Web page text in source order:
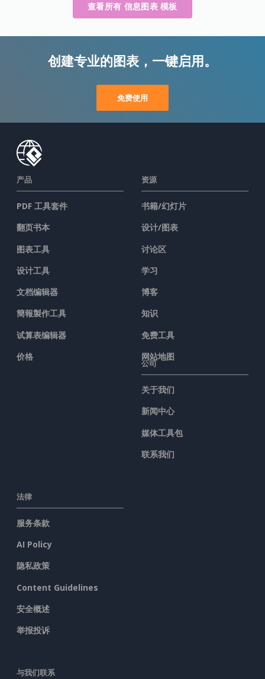
查看所有 信息图表 模板
创建专业的图表，一键启用。
免费使用
产品
PDF 工具套件
翻页书本
图表工具
设计工具
文档编辑器
簡報製作工具
试算表编辑器
价格
资源
书籍/幻灯片
设计/图表
讨论区
学习
博客
知识
免费工具
网站地图
公司
关于我们
新闻中心
媒体工具包
联系我们
法律
服务条款
AI Policy
隐私政策
Content Guidelines
安全概述
举报投诉
与我们联系